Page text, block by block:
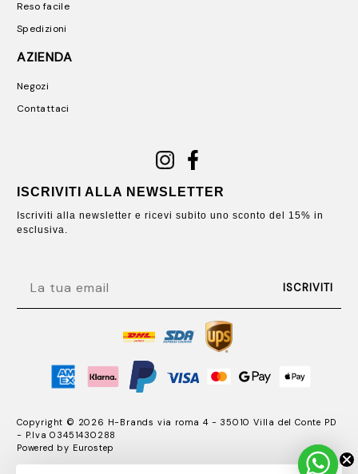
Reso facile
Spedizioni
AZIENDA
Negozi
Contattaci
ISCRIVITI ALLA NEWSLETTER
Iscriviti alla newsletter e ricevi subito uno sconto del 15% in
esclusiva.
ISCRIVITI
Copyright © 2026 H-Brands via roma 4 - 35010 Villa del Conte PD
- P.Iva 03451430288
Powered by Eurostep